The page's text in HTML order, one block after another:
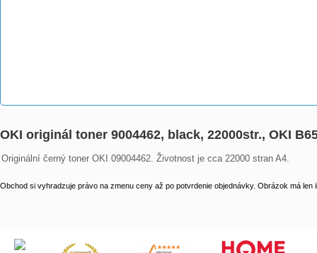
OKI originál toner 9004462, black, 22000str., OKI
Originální černý toner OKI 09004462. Životnost je cca 22000 stran A4.
Obchod si vyhradzuje právo na zmenu ceny až po potvrdenie objednávky. Obrázok má len